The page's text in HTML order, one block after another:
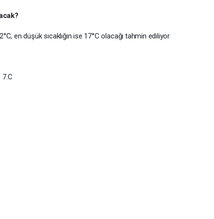
en düşük sıcaklığın ise 17°C olacağı tahmin ediliyor
7.C